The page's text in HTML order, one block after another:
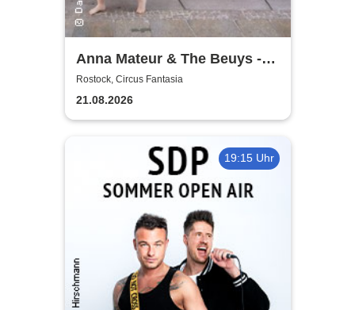
Anna Mateur & The Beuys -
Kaoshüter
Rostock, Circus Fantasia
21.08.2026
19:15 Uhr